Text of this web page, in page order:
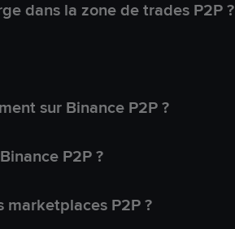
dans la zone de trades P2P ?
sur Binance P2P ?
P2P ?
marketplaces P2P ?